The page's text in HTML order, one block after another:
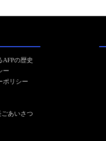
AFPの歴史
ー
ポリシー
あいさつ